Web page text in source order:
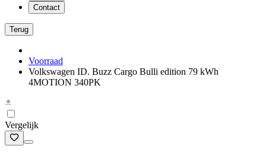
Contact
Terug
Voorraad
Volkswagen ID. Buzz Cargo Bulli edition 79 kWh
4MOTION 340PK
Vergelijk